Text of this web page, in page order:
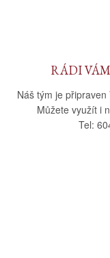
RÁDI
Náš tým je
Můžete využít i
Tel: